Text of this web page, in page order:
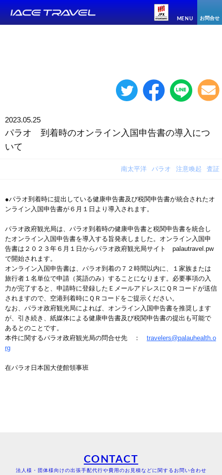
MENU お問合せ
2023.05.25
パラオ 到着時のオンライン入国申告書の導入につ
いて
南太平洋 パラオ 注意喚起 査証
●パラオ到着時に提出している健康申告書及び税関申告書が統合されたオ
ンライン入国申告書が６月１日より導入されます。
パラオ政府観光局は、パラオ到着時の健康申告書と税関申告書を統合し
たオンライン入国申告書を導入する旨発表しました。オンライン入国申
告書は２０２３年６月１日からパラオ政府観光局サイト palautravel.pw
で開始されます。
オンライン入国申告書は、パラオ到着の７２時間以内に、１家族または
旅行者１名単位で申請（英語のみ）することになります。必要事項の入
力が完了すると、申請時に登録したＥメールアドレスにＱＲコードが送信
されますので、空港到着時にＱＲコードをご提示ください。
なお、パラオ政府観光局によれば、オンライン入国申告書を推奨します
が、引き続き、紙媒体による健康申告書及び税関申告書の提出も可能で
あるとのことです。
本件に関するパラオ政府観光局の問合せ先 ： travelers@palauhealth.o
rg
在パラオ日本国大使館領事班
CONTACT
法人様・団体様向けの出張手配代行や費用のお見積などに関するお問い合わせ